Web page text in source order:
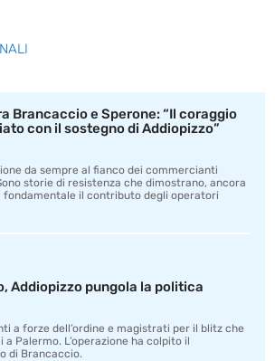
Brancaccio e Sperone: “Il coraggio
con il sostegno di Addiopizzo”
da sempre al fianco dei commercianti
storie di resistenza che dimostrano, ancora
fondamentale il contributo degli operatori
Addiopizzo pungola la politica
a forze dell’ordine e magistrati per il blitz che
Palermo. L’operazione ha colpito il
di Brancaccio.